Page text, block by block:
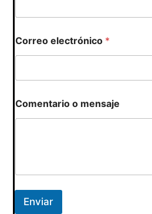
Correo electrónico *
e
n
*
Comentario o mensaje
Enviar